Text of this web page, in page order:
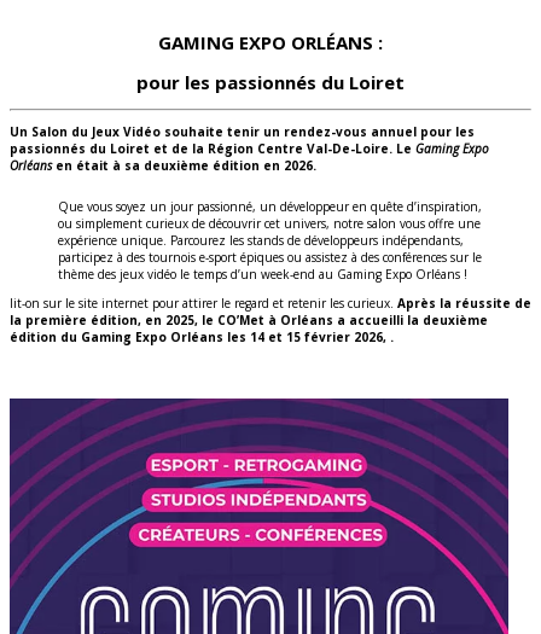
GAMING EXPO ORLÉANS :
pour les passionnés du Loiret
Un Salon du Jeux Vidéo souhaite tenir un rendez-vous annuel pour les
passionnés du Loiret et de la Région Centre Val-De-Loire. Le Gaming Expo
Orléansen était à sa deuxième édition en 2026.
Que vous soyez un jour passionné, un développeur en quête d’inspiration,
ou simplement curieux de découvrir cet univers, notre salon vous offre une
expérience unique. Parcourez les stands de développeurs indépendants,
participez à des tournois e-sport épiques ou assistez à des conférences sur le
thème des jeux vidéo le temps d’un week-end au Gaming Expo Orléans !
lit-on sur le site internet pour attirer le regard et retenir les curieux. Après la réussite de
la première édition, en 2025, le CO’Met à Orléans a accueilli la deuxième
édition du Gaming Expo Orléans les 14 et 15 février 2026, .